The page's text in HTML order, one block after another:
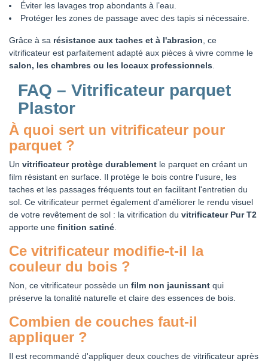
Éviter les lavages trop abondants à l’eau.
Protéger les zones de passage avec des tapis si nécessaire.
Grâce à sa résistance aux taches et à l'abrasion , ce
vitrificateur est parfaitement adapté aux pièces à vivre comme le
salon, les chambres ou les locaux professionnels
FAQ – Vitrificateur parquet
Plastor
À quoi sert un vitrificateur pour
parquet ?
Un vitrificateur protège durablement le parquet en créant un
film résistant en surface. Il protège le bois contre l'usure, les
taches et les passages fréquents tout en facilitant l'entretien du
sol. Ce vitrificateur permet également d'améliorer le rendu visuel
de votre revêtement de sol : la vitrification du vitrificateur Pur T2
apporte une finition satiné
Ce vitrificateur modifie-t-il la
couleur du bois ?
Non, ce vitrificateur possède un film non jaunissant qui
préserve la tonalité naturelle et claire des essences de bois.
Combien de couches faut-il
appliquer ?
Il est recommandé d'appliquer deux couches de vitrificateur après